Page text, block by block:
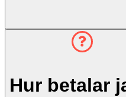
Hur betalar